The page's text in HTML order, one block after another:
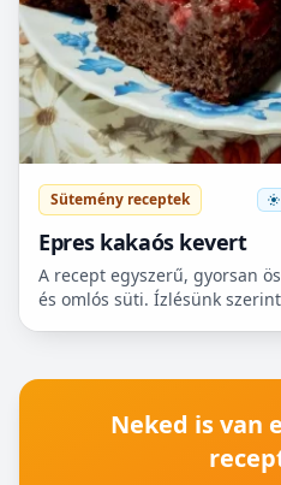
Sütemény receptek
Epres kakaós kevert
A recept egyszerű, gyorsan
és omlós süti. Ízlésünk
Neked is van